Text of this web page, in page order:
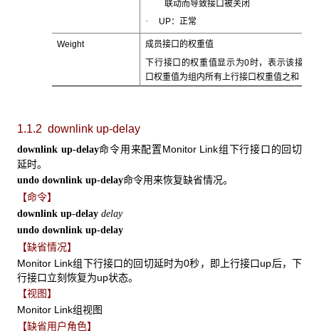
联动而导致接口被关闭
· UP：正常
Weight
成员接口的权重值
下行接口的权重值显示为0时，表示该接
口权重值为组内所有上行接口权重值之和
1.1.2 downlink up-delay
downlink up-delay命令用来配置Monitor Link组下行接口的回切
延时。
undo downlink up-delay命令用来恢复缺省情况。
【命令】
downlink up-delay delay
undo downlink up-delay
【缺省情况】
Monitor Link组下行接口的回切延时为0秒，即上行接口up后，下
行接口立刻恢复为up状态。
【视图】
Monitor Link组视图
【缺省用户角色】